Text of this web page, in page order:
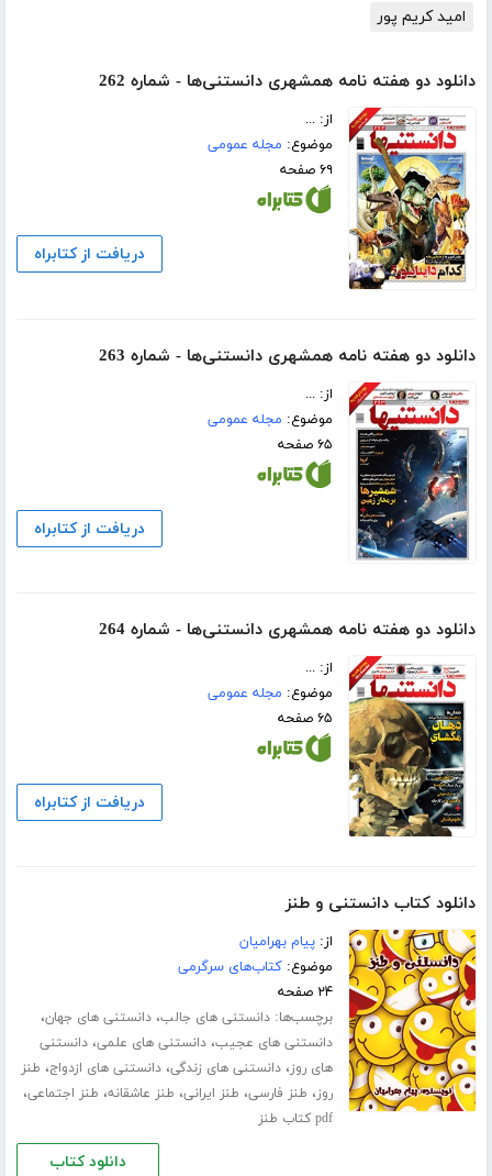
امید کریم پور
دانلود دو هفته نامه همشهری دانستنی‌ها - شماره 262
از: ...
موضوع: مجله عمومی
۶۹ صفحه
دریافت از کتابراه
دانلود دو هفته نامه همشهری دانستنی‌ها - شماره 263
از: ...
موضوع: مجله عمومی
۶۵ صفحه
دریافت از کتابراه
دانلود دو هفته نامه همشهری دانستنی‌ها - شماره 264
از: ...
موضوع: مجله عمومی
۶۵ صفحه
دریافت از کتابراه
دانلود کتاب دانستنی و طنز
از:پیام بهرامیان
موضوع:کتاب‌های سرگرمی
۲۴ صفحه
برچسب‌ها:دانستنی های جالب،دانستنی های جهان،
دانستنی های عجیب،دانستنی های علمی،دانستنی
های روز،دانستنی های زندگی،دانستنی های ازدواج، طنز
روز، طنز فارسی، طنز ایرانی، طنز عاشقانه، طنز اجتماعی،
pdf کتاب طنز
دانلود کتاب